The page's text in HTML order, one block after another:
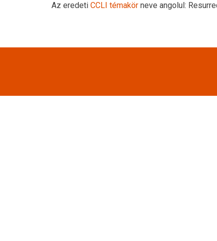
Az eredeti CCLI témakör neve angolul: